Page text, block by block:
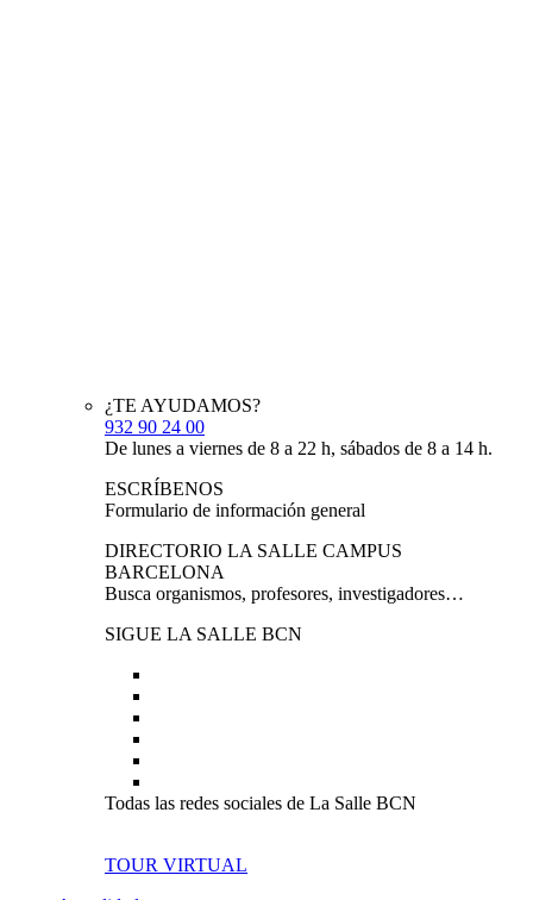
¿TE AYUDAMOS?
932 90 24 00
De lunes a viernes de 8 a 22 h, sábados de 8 a 14 h.
ESCRÍBENOS
Formulario de información general
DIRECTORIO LA SALLE CAMPUS
BARCELONA
Busca organismos, profesores, investigadores…
SIGUE LA SALLE BCN
Todas las redes sociales de La Salle BCN
TOUR VIRTUAL